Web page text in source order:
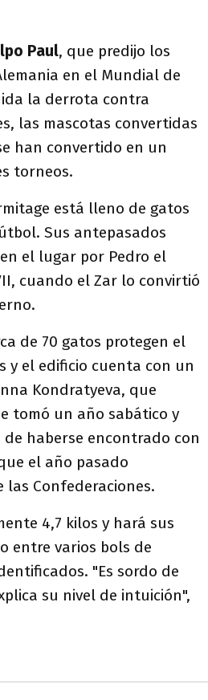
Paul, que predijo los
en el Mundial de
la derrota contra
las mascotas convertidas
han convertido en un
torneos.
está lleno de gatos
Sus antepasados
el lugar por Pedro el
cuando el Zar lo convirtió
de 70 gatos protegen el
y el edificio cuenta con un
Kondratyeva, que
tomó un año sabático y
de haberse encontrado con
el año pasado
las Confederaciones.
4,7 kilos y hará sus
entre varios bols de
"Es sordo de
su nivel de intuición",